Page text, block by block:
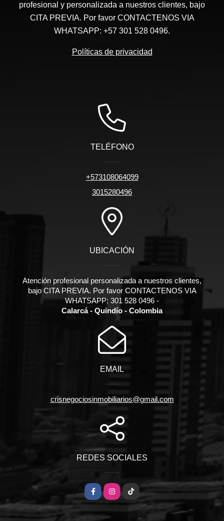
profesional y personalizada a nuestros clientes, bajo
CITA PREVIA. Por favor CONTACTENOS VIA
WHATSAPP: +57 301 528 0496.
Políticas de privacidad
TELÉFONO
+573108064099
3015280496
UBICACIÓN
Atención profesional personalizada a nuestros clientes,
bajo CITA PREVIA. Por favor CONTACTENOS VIA
WHATSAPP: 301 528 0496 -
Calarcá - Quindío - Colombia
EMAIL
crisnegociosinmobiliarios@gmail.com
REDES SOCIALES
FacebookInstagramTikTok